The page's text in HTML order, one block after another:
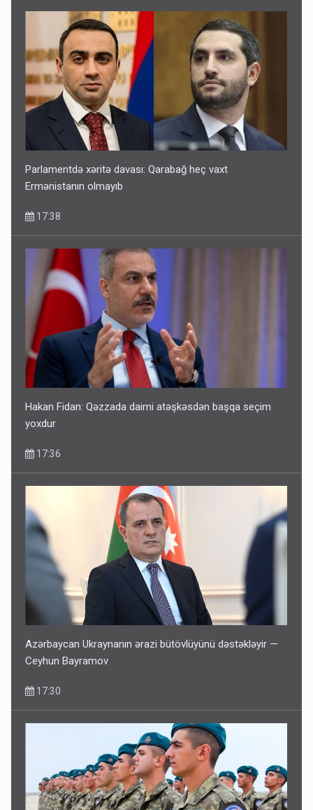
Parlamentdə xəritə davası: Qarabağ heç vaxt
Ermənistanın olmayıb
17:38
Hakan Fidan: Qəzzada daimi atəşkəsdən başqa seçim
yoxdur
17:36
Azərbaycan Ukraynanın ərazi bütövlüyünü dəstəkləyir —
Ceyhun Bayramov
17:30